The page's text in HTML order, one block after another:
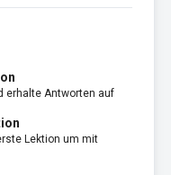
erhalte Antworten auf
Lektion um mit